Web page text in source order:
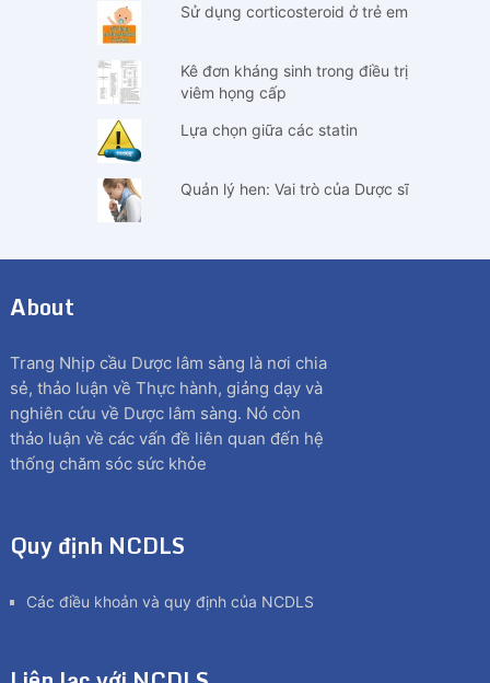
Sử dụng corticosteroid ở trẻ em
Kê đơn kháng sinh trong điều trị
viêm họng cấp
Lựa chọn giữa các statin
Quản lý hen: Vai trò của Dược sĩ
About
Trang Nhịp cầu Dược lâm sàng là nơi chia
sẻ, thảo luận về Thực hành, giảng dạy và
nghiên cứu về Dược lâm sàng. Nó còn
thảo luận về các vấn đề liên quan đến hệ
thống chăm sóc sức khỏe
Quy định NCDLS
Các điều khoản và quy định của NCDLS